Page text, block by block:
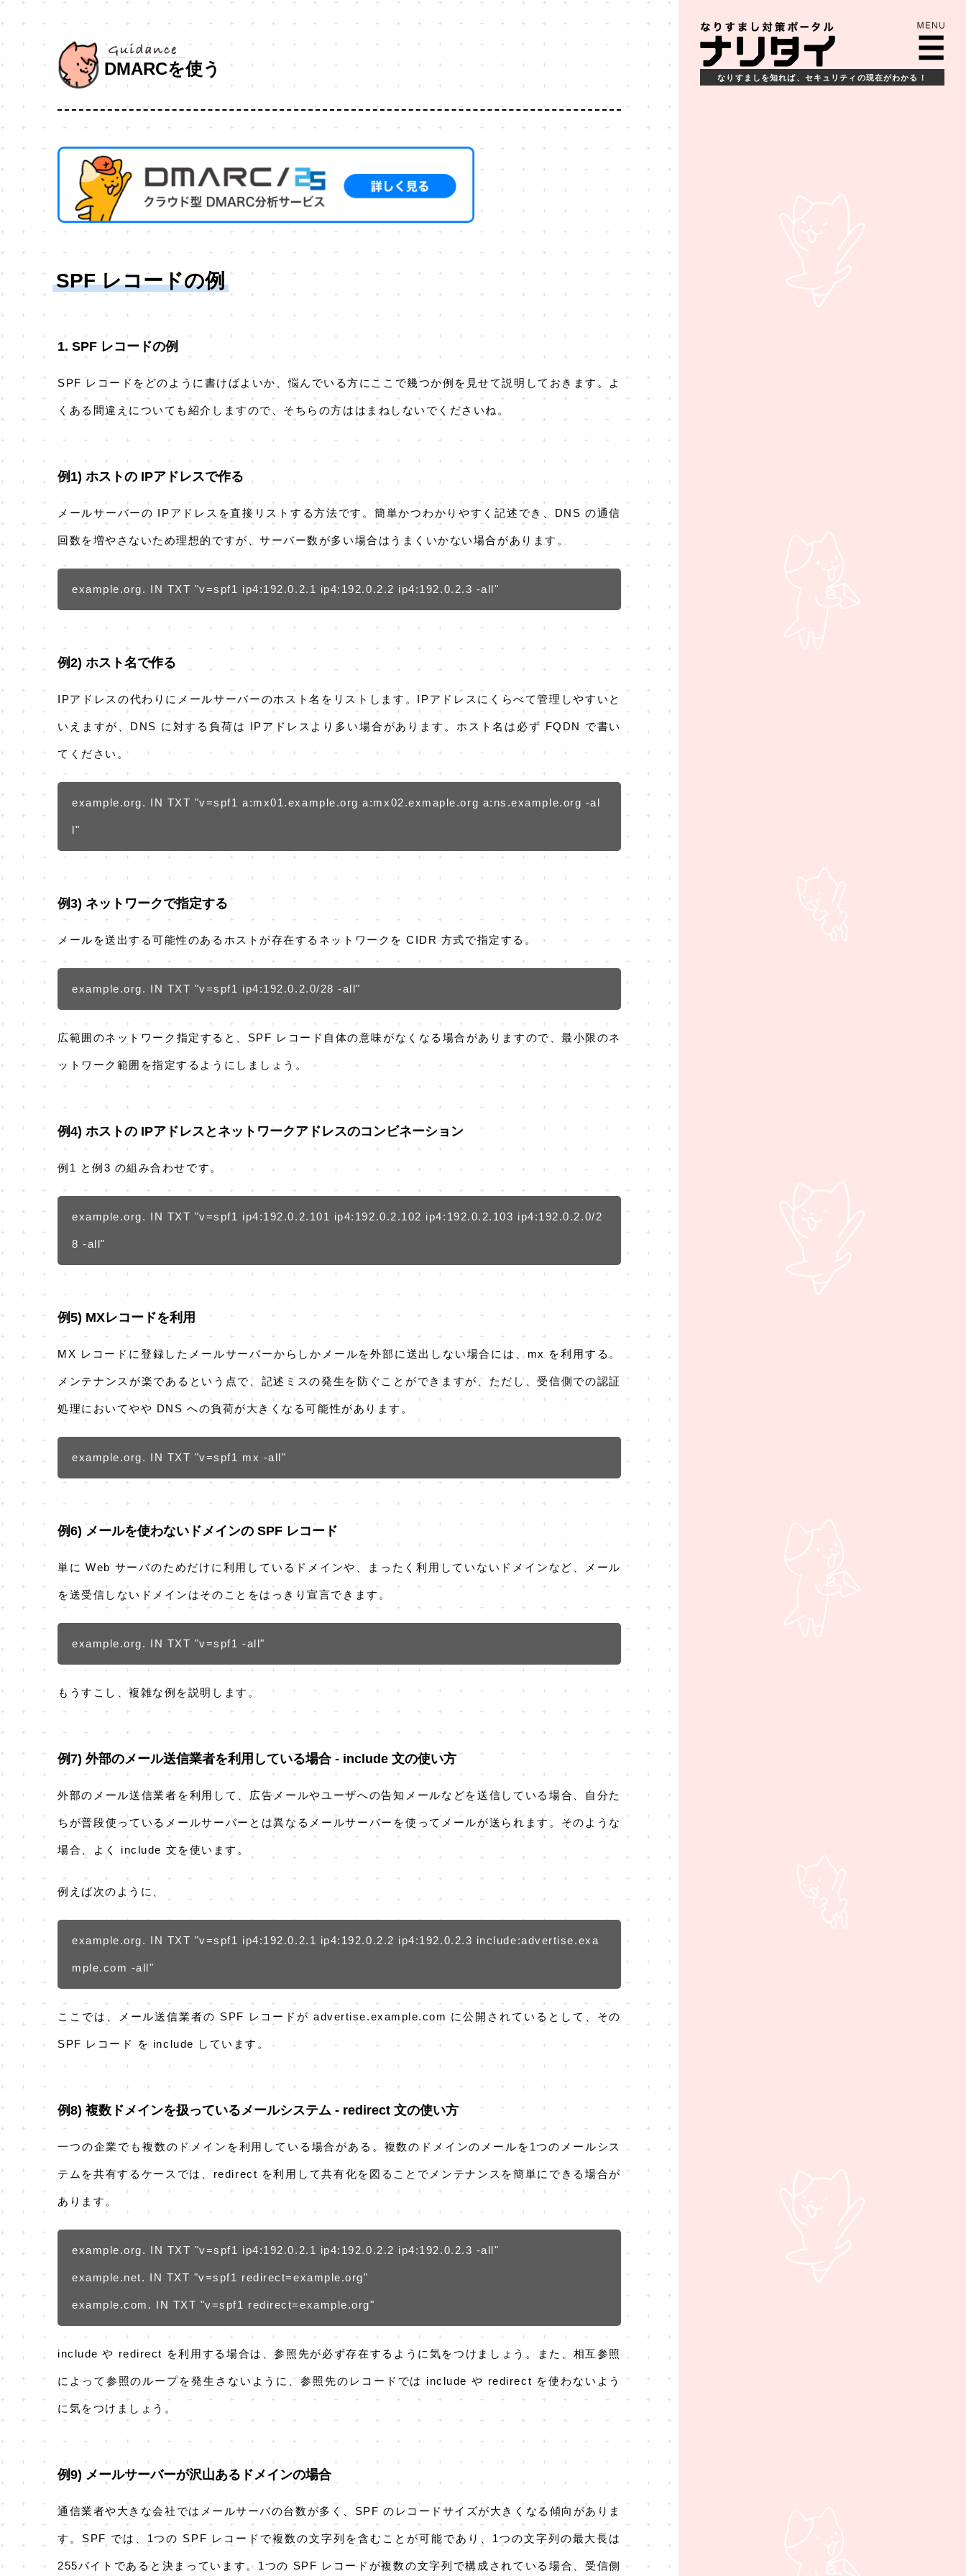
なりすましを知れば、 セキュリティの現在がわかる！
DMARCを使う
SPF レコードの例
1. SPF レコードの例
SPF レコードをどのように書けばよいか、悩んでいる方にここで幾つか例を見せて説明しておきます。よ
くある間違えについても紹介しますので、そちらの方ははまねしないでくださいね。
例1) ホストの IPアドレスで作る
メールサーバーの IPアドレスを直接リストする方法です。簡単かつわかりやすく記述でき、DNS の通信
回数を増やさないため理想的ですが、サーバー数が多い場合はうまくいかない場合があります。
example.org. IN TXT "v=spf1 ip4:192.0.2.1 ip4:192.0.2.2 ip4:192.0.2.3 -all"
例2) ホスト名で作る
IPアドレスの代わりにメールサーバーのホスト名をリストします。IPアドレスにくらべて管理しやすいと
いえますが、DNS に対する負荷は IPアドレスより多い場合があります。ホスト名は必ず FQDN で書い
てください。
example.org. IN TXT "v=spf1 a:mx01.example.org a:mx02.exmaple.org a:ns.example.org -al
l"
例3) ネットワークで指定する
メールを送出する可能性のあるホストが存在するネットワークを CIDR 方式で指定する。
example.org. IN TXT "v=spf1 ip4:192.0.2.0/28 -all"
広範囲のネットワーク指定すると、SPF レコード自体の意味がなくなる場合がありますので、最小限のネ
ットワーク範囲を指定するようにしましょう。
例4) ホストの IPアドレスとネットワークアドレスのコンビネーション
例1 と例3 の組み合わせです。
example.org. IN TXT "v=spf1 ip4:192.0.2.101 ip4:192.0.2.102 ip4:192.0.2.103 ip4:192.0.2.0/2
8 -all"
例5) MXレコードを利用
MX レコードに登録したメールサーバーからしかメールを外部に送出しない場合には、mx を利用する。
メンテナンスが楽であるという点で、記述ミスの発生を防ぐことができますが、ただし、受信側での認証
処理においてやや DNS への負荷が大きくなる可能性があります。
example.org. IN TXT "v=spf1 mx -all"
例6) メールを使わないドメインの SPF レコード
単に Web サーバのためだけに利用しているドメインや、まったく利用していないドメインなど、メール
を送受信しないドメインはそのことをはっきり宣言できます。
example.org. IN TXT "v=spf1 -all"
もうすこし、複雑な例を説明します。
例7) 外部のメール送信業者を利用している場合 - include 文の使い方
外部のメール送信業者を利用して、広告メールやユーザへの告知メールなどを送信している場合、自分た
ちが普段使っているメールサーバーとは異なるメールサーバーを使ってメールが送られます。そのような
場合、よく include 文を使います。
例えば次のように、
example.org. IN TXT "v=spf1 ip4:192.0.2.1 ip4:192.0.2.2 ip4:192.0.2.3 include:advertise.exa
mple.com -all"
ここでは、メール送信業者の SPF レコードが advertise.example.com に公開されているとして、その
SPF レコード を include しています。
例8) 複数ドメインを扱っているメールシステム - redirect 文の使い方
一つの企業でも複数のドメインを利用している場合がある。複数のドメインのメールを1つのメールシス
テムを共有するケースでは、redirect を利用して共有化を図ることでメンテナンスを簡単にできる場合が
あります。
example.org. IN TXT "v=spf1 ip4:192.0.2.1 ip4:192.0.2.2 ip4:192.0.2.3 -all"
example.net. IN TXT "v=spf1 redirect=example.org"
example.com. IN TXT "v=spf1 redirect=example.org"
include や redirect を利用する場合は、参照先が必ず存在するように気をつけましょう。また、相互参照
によって参照のループを発生さないように、参照先のレコードでは include や redirect を使わないよう
に気をつけましょう。
例9) メールサーバーが沢山あるドメインの場合
通信業者や大きな会社ではメールサーバの台数が多く、SPF のレコードサイズが大きくなる傾向がありま
す。SPF では、1つの SPF レコードで複数の文字列を含むことが可能であり、1つの文字列の最大長は
255バイトであると決まっています。1つの SPF レコードが複数の文字列で構成されている場合、受信側